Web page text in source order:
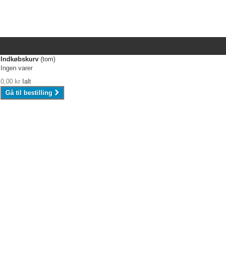
Indkøbskurv (tom)
Ingen varer
0,00 kr Ialt
Gå til bestilling